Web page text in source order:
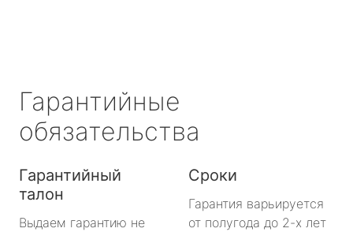
Гарантийные
обязательства
Гарантийный
талон
Выдаем гарантию не
Сроки
Гарантия варьируется
от полугода до 2-х лет